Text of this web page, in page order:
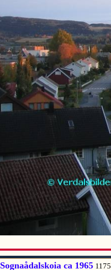
Sognaådalskoia ca 1965